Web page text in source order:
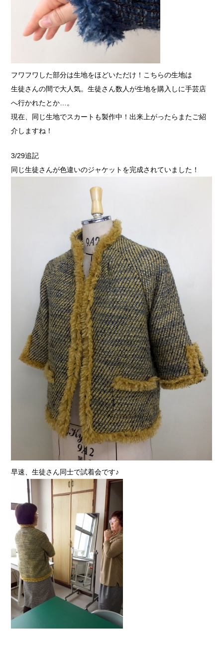
フワフワした部分は生地をほどいただけ！こちらの生地は
生徒さんの間で大人気。生徒さん数人が生地を購入しに手芸店
へ行かれたとか…。
現在、同じ生地でスカートも製作中！出来上がったらまたご紹
介しますね！
3/29追記
同じ生徒さんが色違いのジャケットを完成されていました！
早速、生徒さん同士で試着会です♪